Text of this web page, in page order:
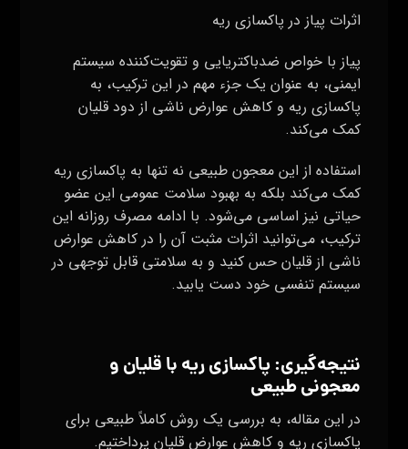
اثرات پیاز در پاکسازی ریه
پیاز با خواص ضدباکتریایی و تقویت‌کننده سیستم
ایمنی، به عنوان یک جزء مهم در این ترکیب، به
پاکسازی ریه و کاهش عوارض ناشی از دود قلیان
کمک می‌کند.
استفاده از این معجون طبیعی نه تنها به پاکسازی ریه
کمک می‌کند بلکه به بهبود سلامت عمومی این عضو
حیاتی نیز اساسی می‌شود. با ادامه مصرف روزانه این
ترکیب، می‌توانید اثرات مثبت آن را در کاهش عوارض
ناشی از قلیان حس کنید و به سلامتی قابل توجهی در
سیستم تنفسی خود دست یابید.
نتیجه‌گیری: پاکسازی ریه با قلیان و
معجونی طبیعی
در این مقاله، به بررسی یک روش کاملاً طبیعی برای
پاکسازی ریه و کاهش عوارض قلیان پرداختیم.